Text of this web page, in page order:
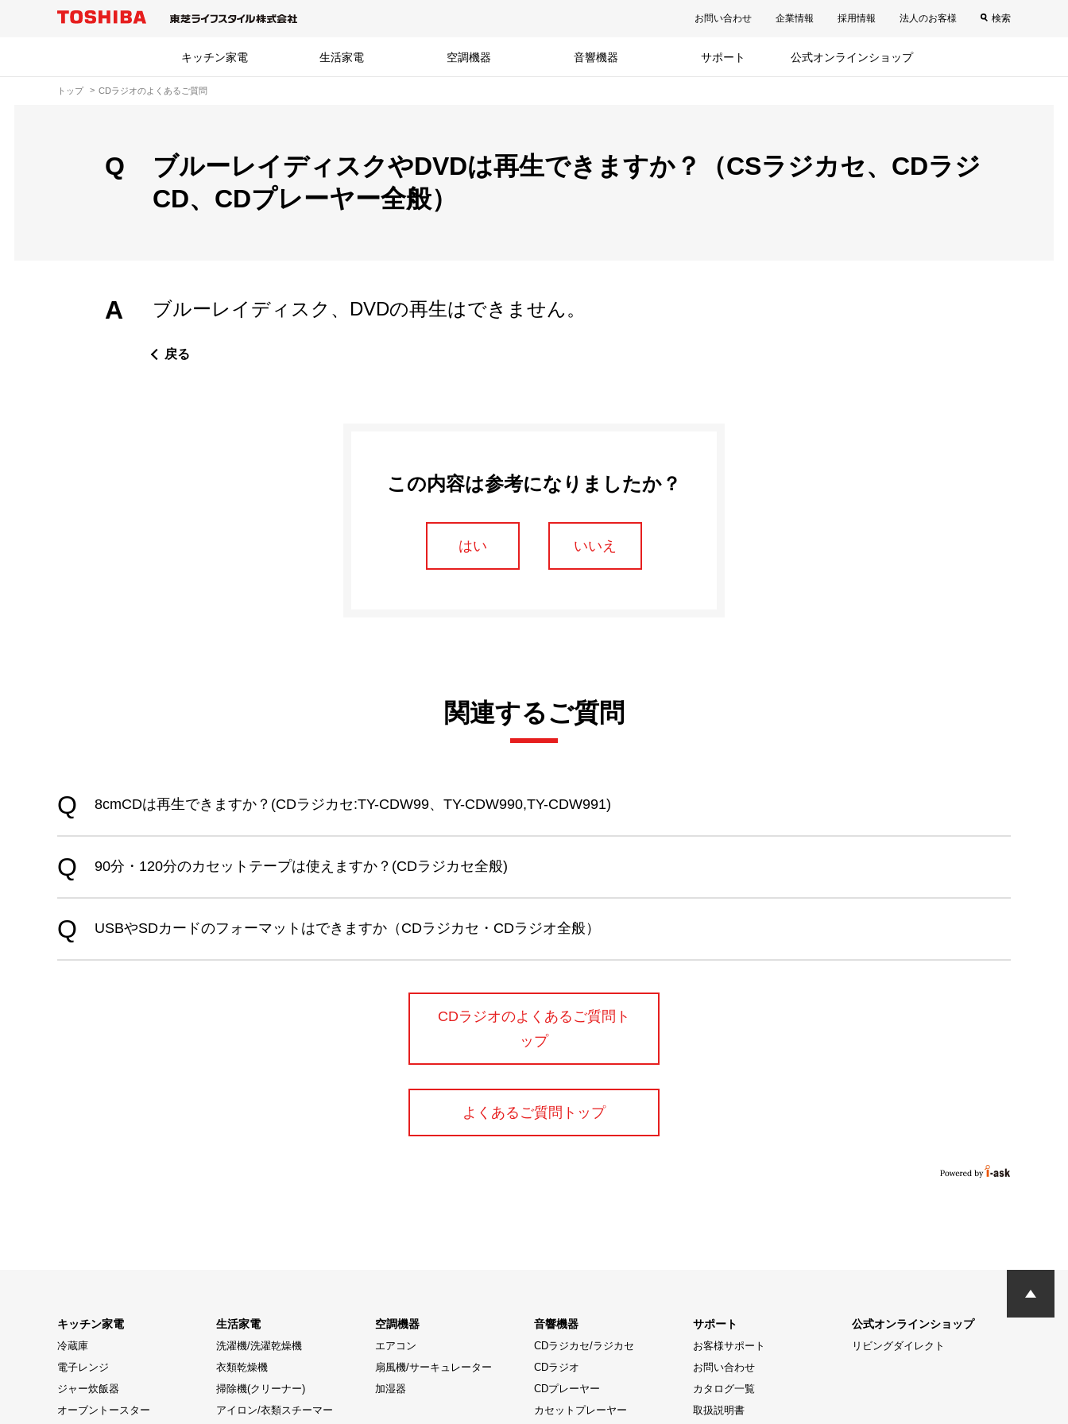
お問い合わせ 企業情報 採用情報 法人のお客様 検索
キッチン家電 生活家電 空調機器 音響機器 サポート 公式オンラインショップ
トップ CDラジオのよくあるご質問
Q
ブルーレイディスクやDVDは再生できますか？（CSラジカセ、CDラジ
CD、CDプレーヤー全般）
A ブルーレイディスク、DVDの再生はできません。
戻る
この内容は参考になりましたか？
はい いいえ
関連するご質問
8cmCDは再生できますか？(CDラジカセ:TY-CDW99、TY-CDW990,TY-CDW991)
90分・120分のカセットテープは使えますか？(CDラジカセ全般)
USBやSDカードのフォーマットはできますか（CDラジカセ・CDラジオ全般）
CDラジオのよくあるご質問ト
ップ
よくあるご質問トップ
キッチン家電
冷蔵庫
電子レンジ
ジャー炊飯器
オーブントースター
生活家電
洗濯機/洗濯乾燥機
衣類乾燥機
掃除機(クリーナー)
アイロン/衣類スチーマー
空調機器
エアコン
扇風機/サーキュレーター
加湿器
音響機器
CDラジカセ/ラジカセ
CDラジオ
CDプレーヤー
カセットプレーヤー
サポート
お客様サポート
お問い合わせ
カタログ一覧
取扱説明書
公式オンラインショップ
リビングダイレクト